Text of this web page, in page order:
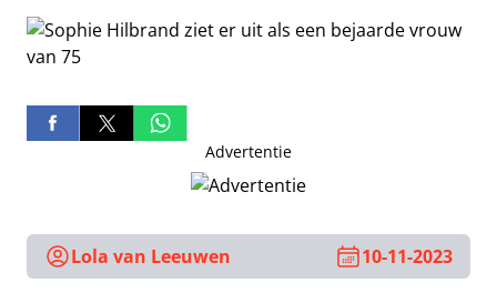
Advertentie
Lola van Leeuwen 10-11-2023